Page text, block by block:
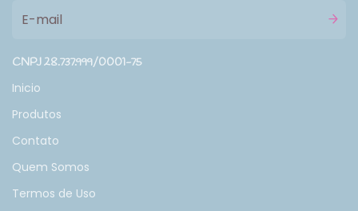
CNPJ 28.737.999/0001-75
Inicio
Produtos
Contato
Quem Somos
Termos de Uso